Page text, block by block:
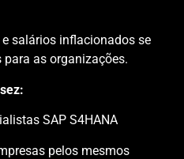
salários inflacionados se
as organizações.
SAP S4HANA
pelos mesmos